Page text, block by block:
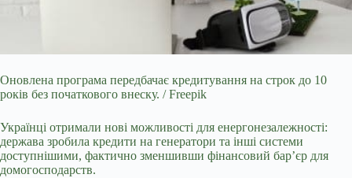
Оновлена програма передбачає кредитування на строк до 10
років без початкового внеску. / Freepik
Українці отримали нові можливості для енергонезалежності:
держава зробила кредити на генератори та інші системи
доступнішими, фактично зменшивши фінансовий бар’єр для
домогосподарств.